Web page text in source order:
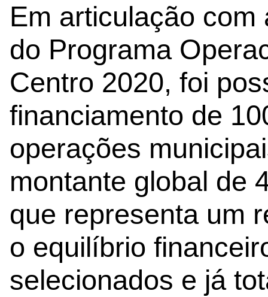
Em articulação
do Programa
Centro 2020, foi
financiamento de
operações
montante global de
que representa um
o equilíbrio
selecionados e já